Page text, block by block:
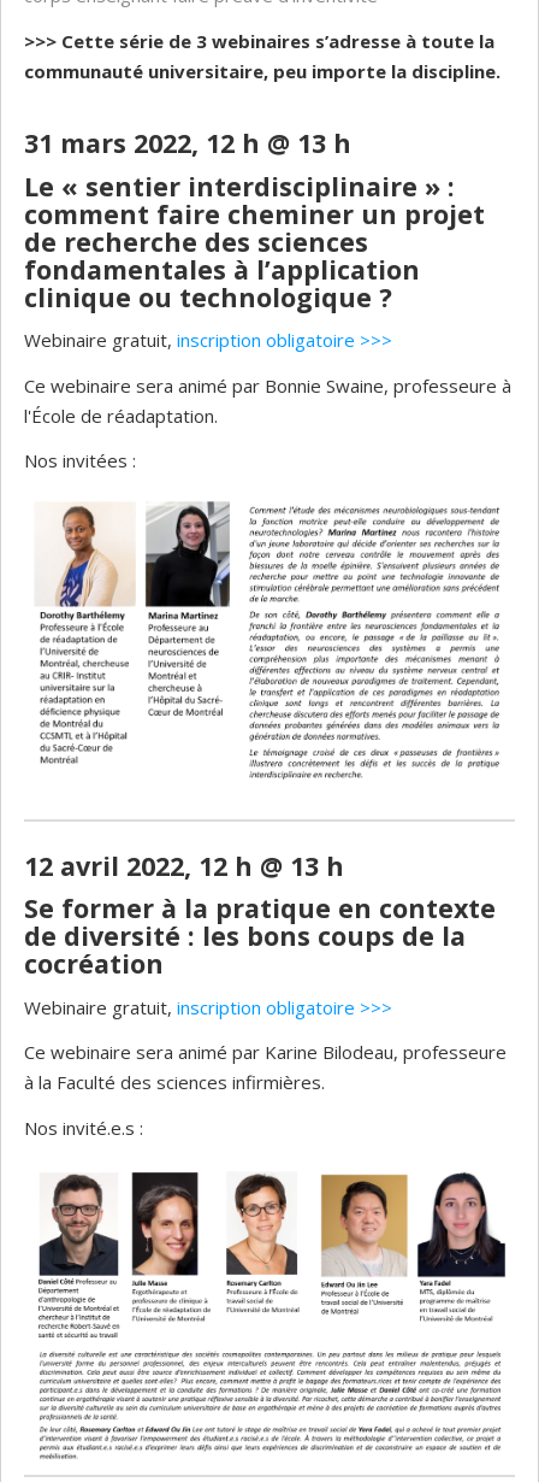
>>> Cette série de 3 webinaires s’adresse à toute la
communauté universitaire, peu importe la discipline.
31 mars 2022, 12 h @ 13 h
Le « sentier interdisciplinaire » :
comment faire cheminer un projet
de recherche des sciences
fondamentales à l’application
clinique ou technologique ?
Webinaire gratuit, inscription obligatoire >>>
Ce webinaire sera animé par Bonnie Swaine, professeure à
l'École de réadaptation.
Nos invitées :
12 avril 2022, 12 h @ 13 h
Se former à la pratique en contexte
de diversité : les bons coups de la
cocréation
Webinaire gratuit, inscription obligatoire >>>
Ce webinaire sera animé par Karine Bilodeau, professeure
à la Faculté des sciences infirmières.
Nos invité.e.s :